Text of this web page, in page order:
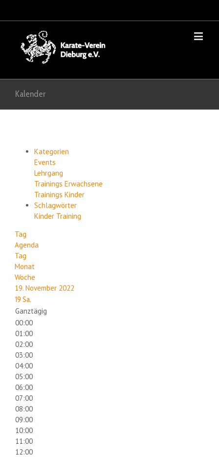
Kalender
Kategorien
Events
Lehrgang
Trainings Erwachsene
Trainings Kinder
Schlagwörter
Kinder Training
Tag
Agenda
Tag
Monat
Woche
19. November 2022
19 Sa.
Ganztägig
00:00
01:00
02:00
03:00
04:00
05:00
06:00
07:00
08:00
09:00
10:00
11:00
12:00